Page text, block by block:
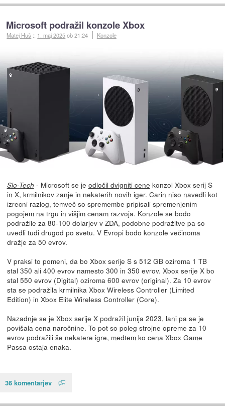
Microsoft podražil konzole Xbox
Matej Huš :: 1. maj 2025ob 21:24 Konzole
Slo-Tech - Microsoft se je odločil dvigniti cene konzol Xbox serij S
in X, krmilnikov zanje in nekaterih novih iger. Carin niso navedli kot
izrecni razlog, temveč so spremembe pripisali spremenjenim
pogojem na trgu in višjim cenam razvoja. Konzole se bodo
podražile za 80-100 dolarjev v ZDA, podobne podražitve pa so
uvedli tudi drugod po svetu. V Evropi bodo konzole večinoma
dražje za 50 evrov.
V praksi to pomeni, da bo Xbox serije S s 512 GB oziroma 1 TB
stal 350 ali 400 evrov namesto 300 in 350 evrov. Xbox serije X bo
stal 550 evrov (Digital) oziroma 600 evrov (original). Za 10 evrov
sta se podražila krmilnika Xbox Wireless Controller (Limited
Edition) in Xbox Elite Wireless Controller (Core).
Nazadnje se je Xbox serije X podražil junija 2023, lani pa se je
povišala cena naročnine. To pot so poleg strojne opreme za 10
evrov podražili še nekatere igre, medtem ko cena Xbox Game
Passa ostaja enaka.
36 komentarjev